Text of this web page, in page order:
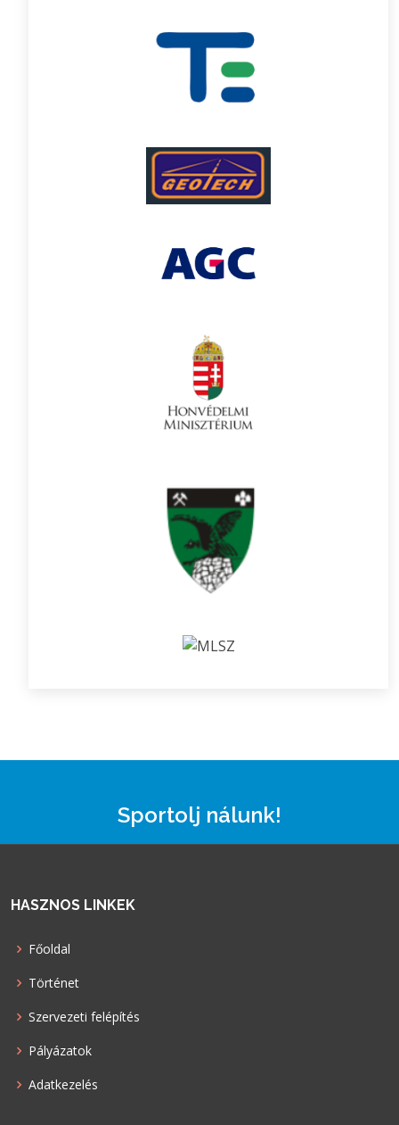
Sportolj nálunk!
HASZNOS LINKEK
Főoldal
Történet
Szervezeti felépítés
Pályázatok
Adatkezelés